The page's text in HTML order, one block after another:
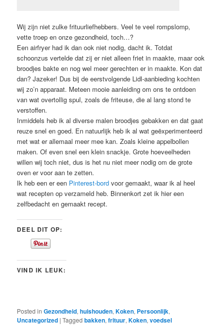
Wij zijn niet zulke frituurliefhebbers. Veel te veel rompslomp,
vette troep en onze gezondheid, toch…?
Een airfryer had ik dan ook niet nodig, dacht ik. Totdat
schoonzus vertelde dat zij er niet alleen friet in maakte, maar ook
broodjes bakte en nog wel meer gerechten er in maakte. Kon dat
dan? Jazeker! Dus bij de eerstvolgende Lidl-aanbieding kochten
wij zo’n apparaat. Meteen mooie aanleiding om ons te ontdoen
van wat overtollig spul, zoals de friteuse, die al lang stond te
verstoffen.
Inmiddels heb ik al diverse malen broodjes gebakken en dat gaat
reuze snel en goed. En natuurlijk heb ik al wat geëxperimenteerd
met wat er allemaal meer mee kan. Zoals kleine appelbollen
maken. Of even snel een klein snackje. Grote hoeveelheden
willen wij toch niet, dus is het nu niet meer nodig om de grote
oven er voor aan te zetten.
Ik heb een er een Pinterest-bord voor gemaakt, waar ik al heel
wat recepten op verzameld heb. Binnenkort zet ik hier een
zelfbedacht en gemaakt recept.
DEEL DIT OP:
VIND IK LEUK:
Posted in Gezondheid,huishouden,Koken, Persoonlijk,
Uncategorized |Tagged bakken,frituur,Koken,voedsel